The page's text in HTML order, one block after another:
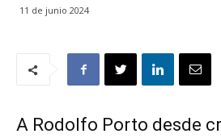
11 de junio 2024
A Rodolfo Porto desde